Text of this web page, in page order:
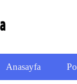
Anasayfa